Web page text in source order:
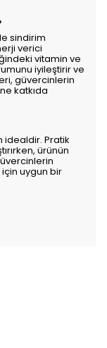
sindirim
verici
vitamin ve
iyileştirir ve
güvercinlerin
katkıda
idealdir. Pratik
ürünün
için uygun bir